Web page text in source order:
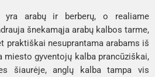
yra arabų ir berberų, o realiame
šnekamąja arabų kalbos tarme,
praktiškai nesuprantama arabams iš
miesto gyventojų kalba prancūziškai,
šiaurėje, anglų kalba tampa vis